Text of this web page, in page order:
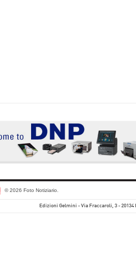
© 2026 Foto Notiziario.
Edizioni Gelmini - Via Fraccaroli, 3 - 20134